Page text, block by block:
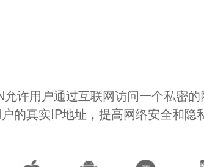
允许用户通过互联网访问一个私密
的真实IP地址，提高网络安全和隐